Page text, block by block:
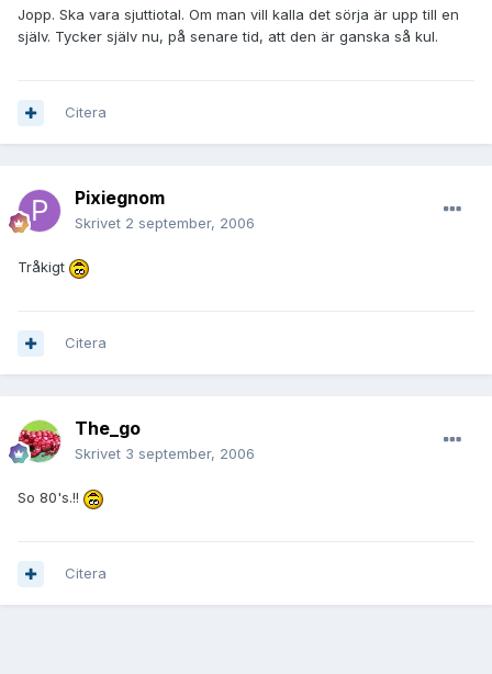
Jopp. Ska vara sjuttiotal. Om man vill kalla det sörja är upp till en
själv. Tycker själv nu, på senare tid, att den är ganska så kul.
Citera
Pixiegnom
Skrivet 2 september, 2006
Tråkigt
Citera
The_go
Skrivet 3 september, 2006
So 80's.!!
Citera